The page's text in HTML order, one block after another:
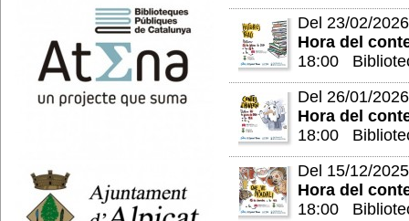
Del 23/02/
Hora del
18:00
Del 26/01/
Hora del
18:00
Del 15/12/
Hora del
18:00